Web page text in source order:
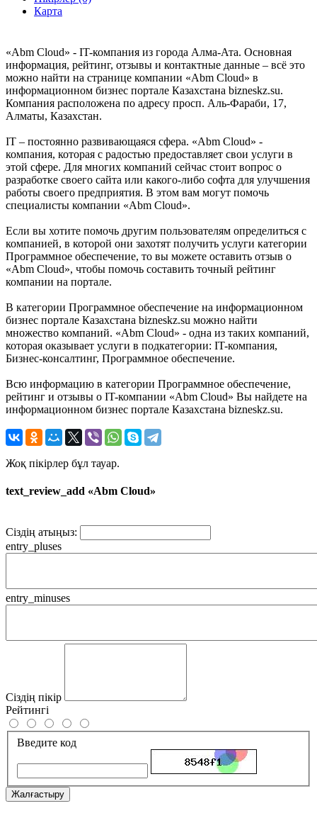
Карта
«Abm Cloud» - IT-компания из города Алма-Ата. Основная
информация, рейтинг, отзывы и контактные данные – всё это
можно найти на странице компании «Abm Cloud» в
информационном бизнес портале Казахстана bizneskz.su.
Компания расположена по адресу просп. Аль-Фараби, 17,
Алматы, Казахстан.
IT – постоянно развивающаяся сфера. «Abm Cloud» -
компания, которая с радостью предоставляет свои услуги в
этой сфере. Для многих компаний сейчас стоит вопрос о
разработке своего сайта или какого-либо софта для улучшения
работы своего предприятия. В этом вам могут помочь
специалисты компании «Abm Cloud».
Если вы хотите помочь другим пользователям определиться с
компанией, в которой они захотят получить услуги категории
Программное обеспечение, то вы можете оставить отзыв о
«Abm Cloud», чтобы помочь составить точный рейтинг
компании на портале.
В категории Программное обеспечение на информационном
бизнес портале Казахстана bizneskz.su можно найти
множество компаний. «Abm Cloud» - одна из таких компаний,
которая оказывает услуги в подкатегории: IT-компания,
Бизнес-консалтинг, Программное обеспечение.
Всю информацию в категории Программное обеспечение,
рейтинг и отзывы о IT-компании «Abm Cloud» Вы найдете на
информационном бизнес портале Казахстана bizneskz.su.
Жоқ пікірлер бұл тауар.
text_review_add «Abm Cloud»
Сіздің атыңыз:
entry_pluses
entry_minuses
Сіздің пікір
Рейтингі
Введите код
Жалғастыру